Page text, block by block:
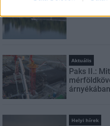
Aktuális
Paks II.:
Helyi hírek